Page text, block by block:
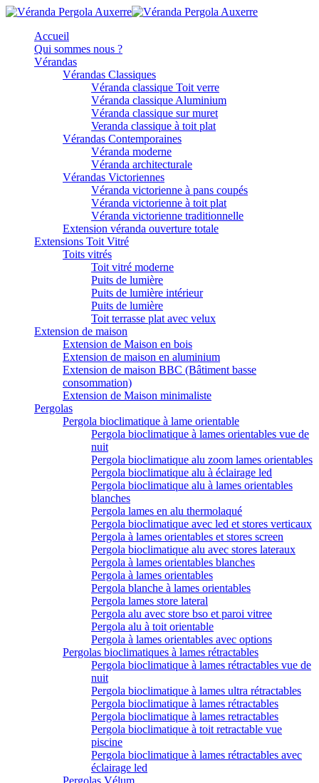
Accueil
Qui sommes nous ?
Vérandas
Vérandas Classiques
Véranda classique Toit verre
Véranda classique Aluminium
Véranda classique sur muret
Veranda classique à toit plat
Vérandas Contemporaines
Véranda moderne
Véranda architecturale
Vérandas Victoriennes
Véranda victorienne à pans coupés
Véranda victorienne à toit plat
Véranda victorienne traditionnelle
Extension véranda ouverture totale
Extensions Toit Vitré
Toits vitrés
Toit vitré moderne
Puits de lumière
Puits de lumière intérieur
Puits de lumière
Toit terrasse plat avec velux
Extension de maison
Extension de Maison en bois
Extension de maison en aluminium
Extension de maison BBC (Bâtiment basse
consommation)
Extension de Maison minimaliste
Pergolas
Pergola bioclimatique à lame orientable
Pergola bioclimatique à lames orientables vue de
nuit
Pergola bioclimatique alu zoom lames orientables
Pergola bioclimatique alu à éclairage led
Pergola bioclimatique alu à lames orientables
blanches
Pergola lames en alu thermolaqué
Pergola bioclimatique avec led et stores verticaux
Pergola à lames orientables et stores screen
Pergola bioclimatique alu avec stores lateraux
Pergola à lames orientables blanches
Pergola à lames orientables
Pergola blanche à lames orientables
Pergola lames store lateral
Pergola alu avec store bso et paroi vitree
Pergola alu à toit orientable
Pergola à lames orientables avec options
Pergolas bioclimatiques à lames rétractables
Pergola bioclimatique à lames rétractables vue de
nuit
Pergola bioclimatique à lames ultra rétractables
Pergola bioclimatique à lames rétractables
Pergola bioclimatique à lames retractables
Pergola bioclimatique à toit retractable vue
piscine
Pergola bioclimatique à lames rétractables avec
éclairage led
Pergolas Vélum